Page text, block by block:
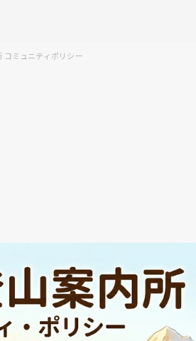
コミュニティポリシー